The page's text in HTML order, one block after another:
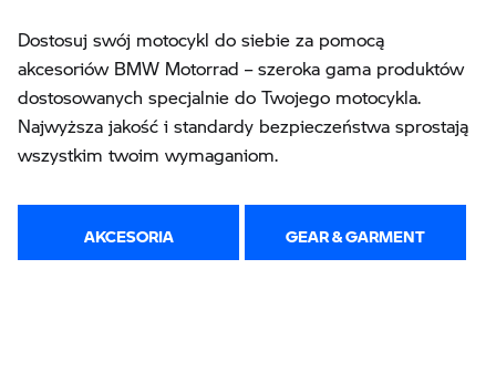
Dostosuj swój motocykl do siebie za pomocą
akcesoriów BMW Motorrad – szeroka gama produktów
dostosowanych specjalnie do Twojego motocykla.
Najwyższa jakość i standardy bezpieczeństwa sprostają
wszystkim twoim wymaganiom.
AKCESORIA GEAR & GARMENT